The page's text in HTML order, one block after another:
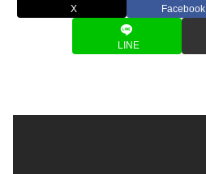
X Facebook
LINE